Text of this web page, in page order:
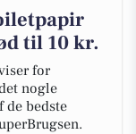
til 10 kr.
for
nogle
de bedste